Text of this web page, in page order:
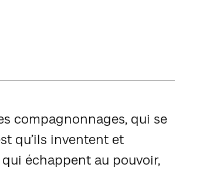
compagnonnages, qui se
qu’ils inventent et
échappent au pouvoir,